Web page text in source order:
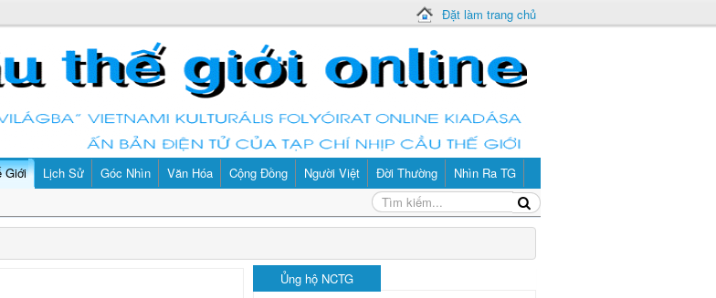
Đặt làm trang chủ
Giới Lịch Sử Góc Nhìn Văn Hóa Cộng Đồng Người Việt Đời Thường Nhìn Ra TG
Ủng hộ NCTG